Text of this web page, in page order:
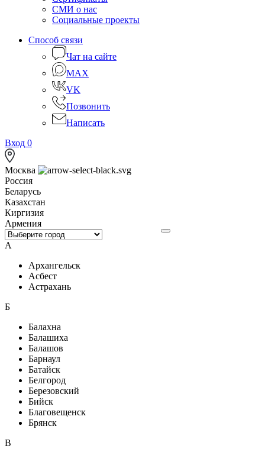
СМИ о нас
Социальные проекты
Способ связи
Чат на сайте
MAX
VK
Позвонить
Написать
Вход 0
Москва
Россия
Беларусь
Казахстан
Киргизия
Армения
А
Архангельск
Асбест
Астрахань
Б
Балахна
Балашиха
Балашов
Барнаул
Батайск
Белгород
Березовский
Бийск
Благовещенск
Брянск
В